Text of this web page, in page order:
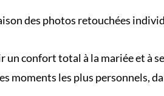
des photos retouchées
un confort total à la mariée et à
moments les plus personnels,